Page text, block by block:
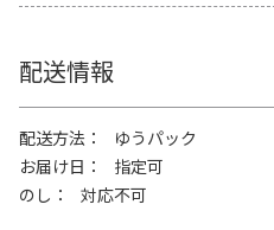
配送情報
配送方法
ゆうパック
お届け日
指定可
のし
対応不可